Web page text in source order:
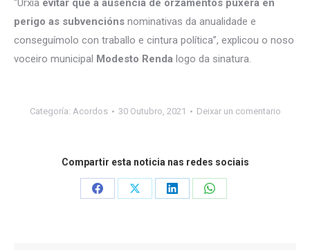
“Urxía evitar que a ausencia de orzamentos puxera en
perigo as subvencións nominativas da anualidade e
conseguímolo con traballo e cintura política”, explicou o noso
voceiro municipal Modesto Renda logo da sinatura.
Categoría: Acordos 30 Outubro, 2021 Deixar un comentario
Compartir esta noticia nas redes sociais
Share
Share
Share
Share